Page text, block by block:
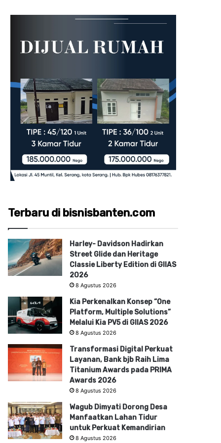
Terbaru di bisnisbanten.com
Harley- Davidson Hadirkan
Street Glide dan Heritage
Classie Liberty Edition di GIIAS
2026
8 Agustus 2026
Kia Perkenalkan Konsep “One
Platform, Multiple Solutions”
Melalui Kia PV5 di GIIAS 2026
8 Agustus 2026
Transformasi Digital Perkuat
Layanan, Bank bjb Raih Lima
Titanium Awards pada PRIMA
Awards 2026
8 Agustus 2026
Wagub Dimyati Dorong Desa
Manfaatkan Lahan Tidur
untuk Perkuat Kemandirian
8 Agustus 2026